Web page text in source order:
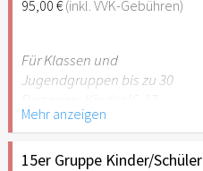
empfehlenswert.
95,00 €(inkl. VVK-Gebühren)
Für Klassen und
Jugendgruppen bis zu 30
Jahre) oder Schüler mit
Schülerausweis inklusive
erwachsene Begleitperson.
Mehr anzeigen
15er Gruppe Kinder/Schüler